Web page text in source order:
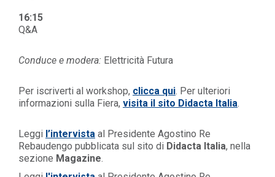
16:15
Q&A
Conduce e modera: Elettricità Futura
Per iscriverti al workshop, clicca qui. Per ulteriori
informazioni sulla Fiera, visita il sito Didacta Italia.
Leggi l’intervista al Presidente Agostino Re
Rebaudengo pubblicata sul sito di Didacta Italia, nella
sezione Magazine.